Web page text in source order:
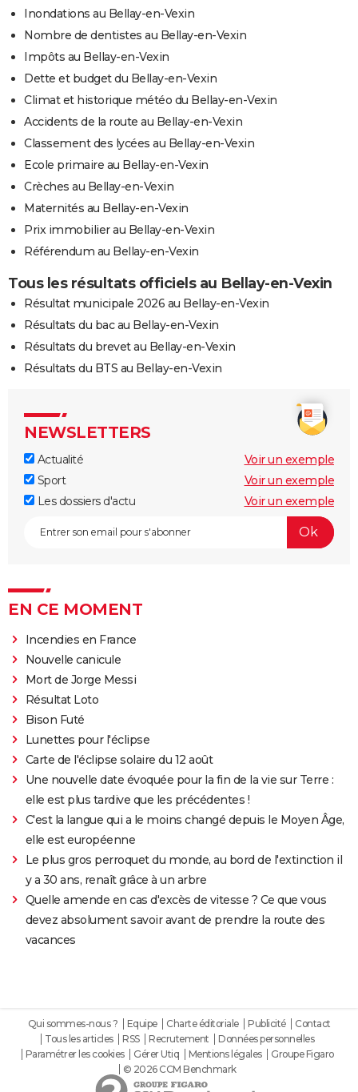
Inondations au Bellay-en-Vexin
Nombre de dentistes au Bellay-en-Vexin
Impôts au Bellay-en-Vexin
Dette et budget du Bellay-en-Vexin
Climat et historique météo du Bellay-en-Vexin
Accidents de la route au Bellay-en-Vexin
Classement des lycées au Bellay-en-Vexin
Ecole primaire au Bellay-en-Vexin
Crèches au Bellay-en-Vexin
Maternités au Bellay-en-Vexin
Prix immobilier au Bellay-en-Vexin
Référendum au Bellay-en-Vexin
Tous les résultats officiels au Bellay-en-Vexin
Résultat municipale 2026 au Bellay-en-Vexin
Résultats du bac au Bellay-en-Vexin
Résultats du brevet au Bellay-en-Vexin
Résultats du BTS au Bellay-en-Vexin
NEWSLETTERS
Actualité
Voir un exemple
Sport
Voir un exemple
Les dossiers d'actu
Voir un exemple
EN CE MOMENT
Incendies en France
Nouvelle canicule
Mort de Jorge Messi
Résultat Loto
Bison Futé
Lunettes pour l'éclipse
Carte de l'éclipse solaire du 12 août
Une nouvelle date évoquée pour la fin de la vie sur Terre :
elle est plus tardive que les précédentes !
C'est la langue qui a le moins changé depuis le Moyen Âge,
elle est européenne
Le plus gros perroquet du monde, au bord de l'extinction il
y a 30 ans, renaît grâce à un arbre
Quelle amende en cas d'excès de vitesse ? Ce que vous
devez absolument savoir avant de prendre la route des
vacances
Qui sommes-nous ? Equipe Charte éditoriale Publicité
Contact
Tous les articles
RSS Recrutement
Données personnelles
Paramétrer les cookies
Gérer Utiq Mentions légales
Groupe Figaro
© 2026 CCM Benchmark